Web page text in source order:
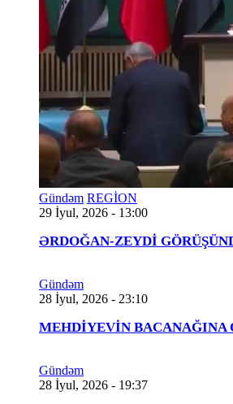
Gündəm REGİON
29 İyul, 2026 - 13:00
ƏRDOĞAN-ZEYDİ
Gündəm
28 İyul, 2026 - 23:10
MEHDİYEVİN BACANAĞINA
Gündəm
28 İyul, 2026 - 19:37